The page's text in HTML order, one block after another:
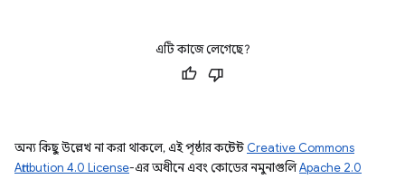
এটি কাজে লেগেছে?
অন্য কিছু উল্লেখ না করা থাকলে, এই পৃষ্ঠার কন্টেন্ট Creative Commons
Attribution 4.0 License-এর অধীনে এবং কোডের নমুনাগুলিApache 2.0